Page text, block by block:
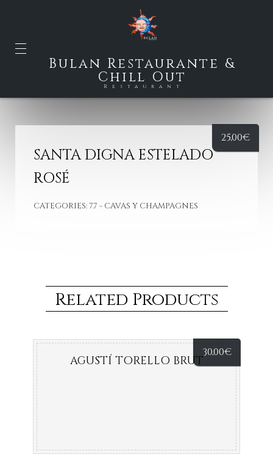
Bulan Restaurante &
Chill Out
Restaurant
SANTA DIGNA ESTELADO
ROSÉ
CATEGORIES:7.7 - CAVAS Y CHAMPAGNES
25,00€
Related Products
30,00€
AGUSTÍ TORELLO BRUT